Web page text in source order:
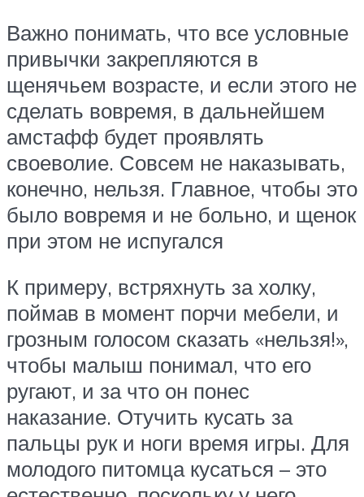
Важно понимать, что все условные
привычки закрепляются в
щенячьем возрасте, и если этого не
сделать вовремя, в дальнейшем
амстафф будет проявлять
своеволие. Совсем не наказывать,
конечно, нельзя. Главное, чтобы это
было вовремя и не больно, и щенок
при этом не испугался
К примеру, встряхнуть за холку,
поймав в момент порчи мебели, и
грозным голосом сказать «нельзя!»,
чтобы малыш понимал, что его
ругают, и за что он понес
наказание. Отучить кусать за
пальцы рук и ноги время игры. Для
молодого питомца кусаться – это